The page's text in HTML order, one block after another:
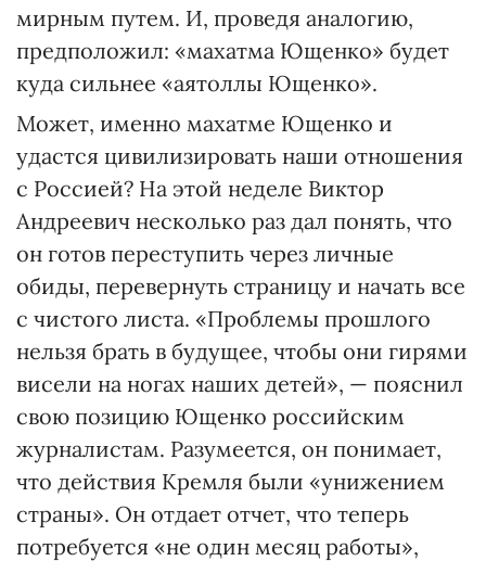
мирным путем. И, проведя аналогию,
предположил: «махатма Ющенко» будет
куда сильнее «аятоллы Ющенко».
Может, именно махатме Ющенко и
удастся цивилизировать наши отношения
с Россией? На этой неделе Виктор
Андреевич несколько раз дал понять, что
он готов переступить через личные
обиды, перевернуть страницу и начать все
с чистого листа. «Проблемы прошлого
нельзя брать в будущее, чтобы они гирями
висели на ногах наших детей», — пояснил
свою позицию Ющенко российским
журналистам. Разумеется, он понимает,
что действия Кремля были «унижением
страны». Он отдает отчет, что теперь
потребуется «не один месяц работы»,